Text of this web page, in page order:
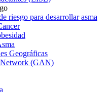
riesgo para desarrollar asma
Geográficas
(GAN)